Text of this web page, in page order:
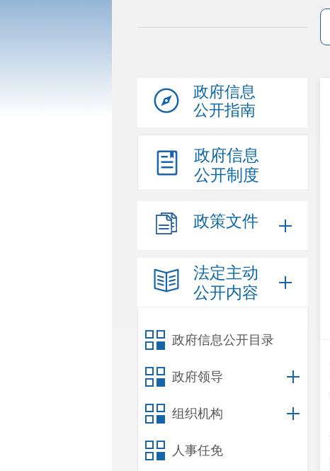
政府信息
公开指南
政府信息
公开制度
政策文件
法定主动
公开内容
政府信息公开目录
政府领导
组织机构
人事任免